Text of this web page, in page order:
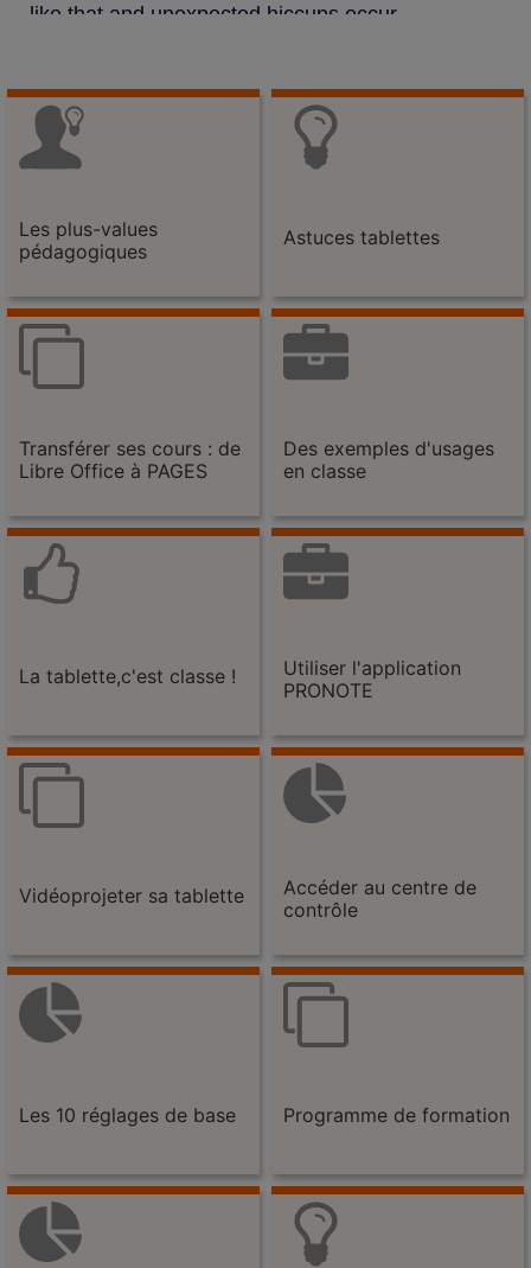
Les plus-values
pédagogiques
Astuces tablettes
Transférer ses cours : de
Libre Office à PAGES
Des exemples d'usages
en classe
La tablette,c'est classe !
Utiliser l'application
PRONOTE
Vidéoprojeter sa tablette
Accéder au centre de
contrôle
Les 10 réglages de base Programme de formation